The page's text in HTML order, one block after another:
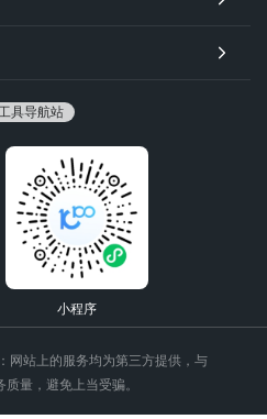
具导航站
小程序
网站上的服务均为第三方提供，与
量，避免上当受骗。